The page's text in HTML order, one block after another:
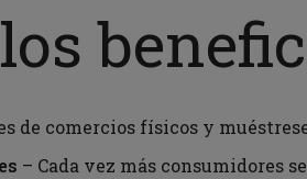
de comercios físicos y
– Cada vez más consumidores